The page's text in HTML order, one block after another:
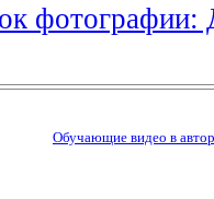
фотографии:
Обучающие видео в